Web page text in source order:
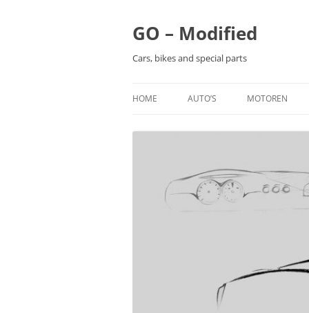
inhoud
GO – Modified
Cars, bikes and special parts
HOME AUTO’S MOTOREN